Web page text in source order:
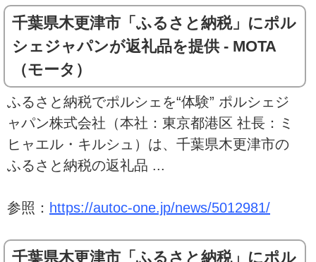
千葉県木更津市「ふるさと納税」にポル
シェジャパンが返礼品を提供 - MOTA
（モータ）
ふるさと納税でポルシェを“体験” ポルシェジ
ャパン株式会社（本社：東京都港区 社長：ミ
ヒャエル・キルシュ）は、千葉県木更津市の
ふるさと納税の返礼品 ...
参照： https://autoc-one.jp/news/5012981/
千葉県木更津市「ふるさと納税」にポル